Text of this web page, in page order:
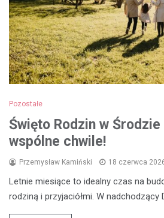
Pozostałe
Święto Rodzin w
wspólne chwile!
Przemysław Kamiński 18 czerwca
Letnie miesiące to idealny czas na
rodziną i przyjaciółmi. W nadchodzący